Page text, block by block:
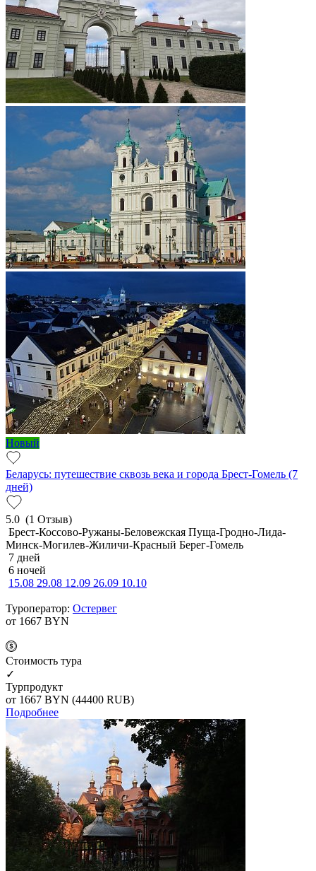
Новый
Беларусь: путешествие сквозь века и города Брест-Гомель (7
дней)
5.0 (1 Отзыв)
Брест-Коссово-Ружаны-Беловежская Пуща-Гродно-Лида-
Минск-Могилев-Жиличи-Красный Берег-Гомель
7 дней
6 ночей
15.08 29.08 12.09 26.09 10.10
Туроператор: Остервег
от 1667 BYN
Cтоимость тура
✓
Турпродукт
от 1667 BYN (44400 RUB)
Подробнее